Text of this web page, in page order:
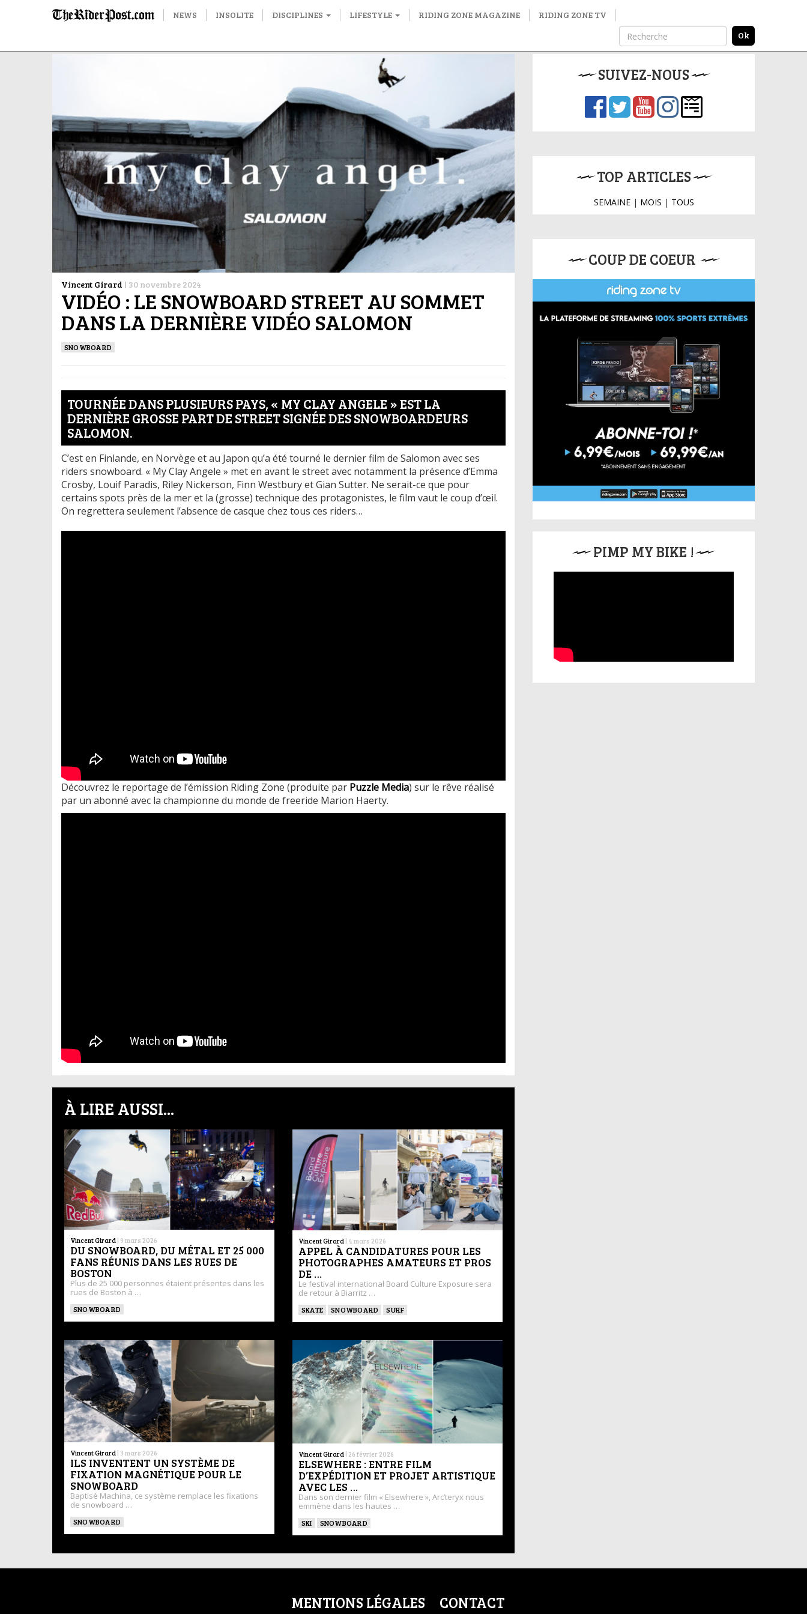
NEWS INSOLITE DISCIPLINES LIFESTYLE RIDING ZONE MAGAZINE RIDING ZONE TV
Vincent Girard | 30 novembre 2024
VIDÉO : LE SNOWBOARD STREET AU SOMMET
DANS LA DERNIÈRE VIDÉO SALOMON
SNOWBOARD
TOURNÉE DANS PLUSIEURS PAYS, « MY CLAY ANGELE » EST LA
DERNIÈRE GROSSE PART DE STREET SIGNÉE DES SNOWBOARDEURS
SALOMON.
C’est en Finlande, en Norvège et au Japon qu’a été tourné le dernier film de Salomon avec ses
riders snowboard. « My Clay Angele » met en avant le street avec notamment la présence d’Emma
Crosby, Louif Paradis, Riley Nickerson, Finn Westbury et Gian Sutter. Ne serait-ce que pour
certains spots près de la mer et la (grosse) technique des protagonistes, le film vaut le coup d’œil.
On regrettera seulement l’absence de casque chez tous ces riders…
Découvrez le reportage de l’émission Riding Zone (produite par Puzzle Media) sur le rêve réalisé
par un abonné avec la championne du monde de freeride Marion Haerty.
À LIRE AUSSI...
Vincent Girard | 9 mars 2026
DU SNOWBOARD, DU MÉTAL ET 25 000
FANS RÉUNIS DANS LES RUES DE
BOSTON
Plus de 25 000 personnes étaient présentes dans les
rues de Boston à …
SNOWBOARD
Vincent Girard | 4 mars 2026
APPEL À CANDIDATURES POUR LES
PHOTOGRAPHES AMATEURS ET PROS
DE …
Le festival international Board Culture Exposure sera
de retour à Biarritz …
SKATE SNOWBOARD SURF
Vincent Girard | 3 mars 2026
ILS INVENTENT UN SYSTÈME DE
FIXATION MAGNÉTIQUE POUR LE
SNOWBOARD
Baptisé Machina, ce système remplace les fixations
de snowboard …
SNOWBOARD
Vincent Girard | 26 février 2026
ELSEWHERE : ENTRE FILM
D’EXPÉDITION ET PROJET ARTISTIQUE
AVEC LES …
Dans son dernier film « Elsewhere », Arc’teryx nous
emmène dans les hautes …
SKI SNOWBOARD
SUIVEZ-NOUS
TOP ARTICLES
SEMAINE| MOIS | TOUS
COUP DE COEUR
PIMP MY BIKE !
MENTIONS LÉGALES CONTACT